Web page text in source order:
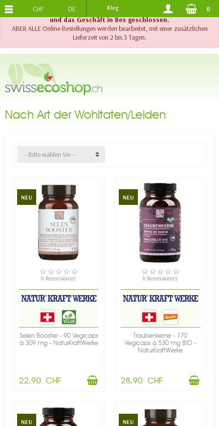
!! Wichtig !! Bis am 20. August 2026 sind der Telefonsupport
und das Geschäft in Bex geschlossen.
ABER ALLE Online-Bestellungen werden bearbeitet, mit einer zusätzlichen
Lieferzeit von 2 bis 3 Tagen.
KOSTENLOSER VERSAND AB 120.-
CHF DE Blog 0
Nach Art der Wohltaten/Leiden
-- Bitte wählen Sie --
NEU
VERFÜGBAR
0 Rezension(e)
Selen Booster - 90 Vegicaps
à 309 mg - NaturKraftWerke
22,90 CHF
NEU
VERFÜGBAR
0 Rezension(e)
Traubenkerne - 170
Vegicaps à 530 mg BIO -
NaturKraftWerke
28,90 CHF
NEU NEU